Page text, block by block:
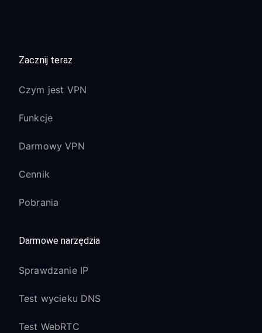
Zacznij teraz
Czym jest VPN
Funkcje
Darmowy VPN
Cennik
Pobrania
Darmowe narzędzia
Sprawdzanie IP
Test wycieku DNS
Test WebRTC